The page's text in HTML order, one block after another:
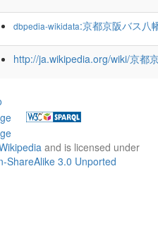
dbpedia-wikidata:京都京阪バス八
http://ja.wikipedia.org/wiki/京都
and is licensed under
ShareAlike 3.0 Unported